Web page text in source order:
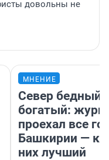
довольны не
МНЕНИЕ
Север бедный,
богатый:
проехал все
Башкирии —
них лучший